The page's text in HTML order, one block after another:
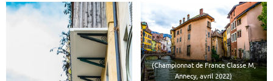
(Championnat de France Classe M,
Annecy, avril 2022)